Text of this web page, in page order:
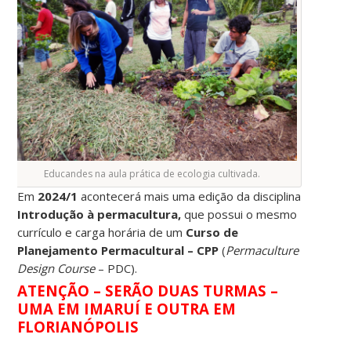
Educandes na aula prática de ecologia cultivada.
Em 2024/1 acontecerá mais uma edição da disciplina
Introdução à permacultura, que possui o mesmo
currículo e carga horária de um Curso de
Planejamento Permacultural – CPP (Permaculture
Design Course– PDC).
ATENÇÃO – SERÃO DUAS TURMAS –
UMA EM IMARUÍ E OUTRA EM
FLORIANÓPOLIS